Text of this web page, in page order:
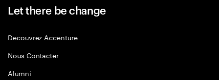
Let there be change
Decouvrez Accenture
Nous Contacter
Alumni